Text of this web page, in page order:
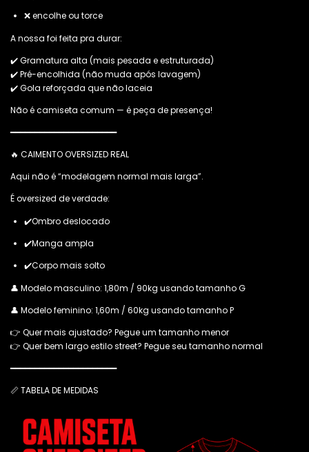
❌ encolhe ou torce
A nossa foi feita pra durar:
✔️ Gramatura alta (mais pesada e estruturada)
✔️ Pré-encolhida (não muda após lavagem)
✔️ Gola reforçada que não laceia
Não é camiseta comum — é peça de presença!
━━━━━━━━━━━━━━━━━━━━━━
🔥 CAIMENTO OVERSIZED REAL
Aqui não é “modelagem normal mais larga”.
É oversized de verdade:
✔️Ombro deslocado
✔️Manga ampla
✔️Corpo mais solto
👤 Modelo masculino: 1,80m / 90kg usando tamanho G
👤 Modelo feminino: 1,60m / 60kg usando tamanho P
👉 Quer mais ajustado? Pegue um tamanho menor
👉 Quer bem largo estilo street? Pegue seu tamanho normal
━━━━━━━━━━━━━━━━━━━━━━
📏 TABELA DE MEDIDAS